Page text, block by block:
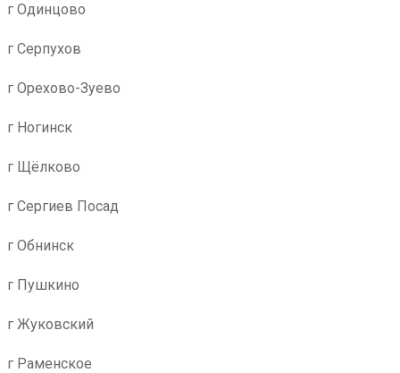
г Одинцово
г Серпухов
г Орехово-Зуево
г Ногинск
г Щёлково
г Сергиев Посад
г Обнинск
г Пушкино
г Жуковский
г Раменское